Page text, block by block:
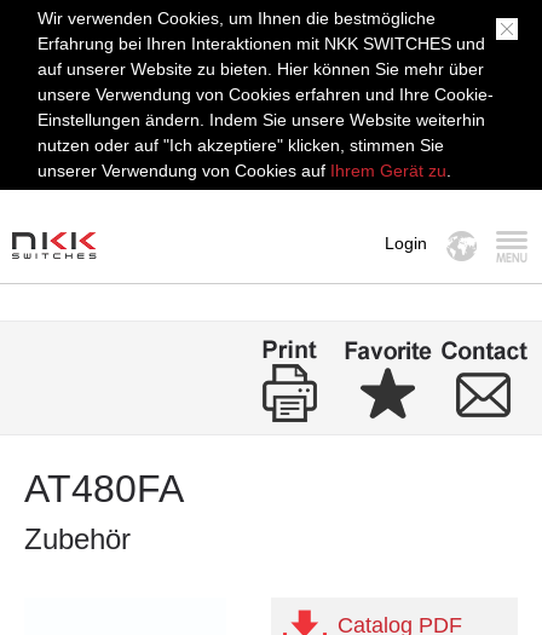
Wir verwenden Cookies, um Ihnen die bestmögliche
Erfahrung bei Ihren Interaktionen mit NKK SWITCHES und
auf unserer Website zu bieten. Hier können Sie mehr über
unsere Verwendung von Cookies erfahren und Ihre Cookie-
Einstellungen ändern. Indem Sie unsere Website weiterhin
nutzen oder auf "Ich akzeptiere" klicken, stimmen Sie
unserer Verwendung von Cookies auf Ihrem Gerät zu
Login
AT480FA
Zubehör
Catalog PDF